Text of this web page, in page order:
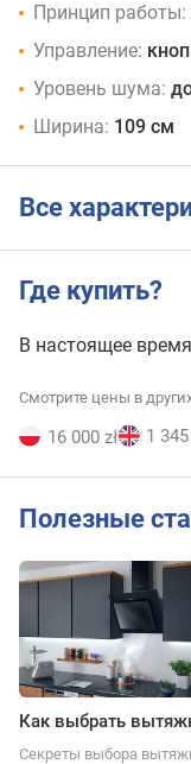
Принцип работы:
Управление:
Уровень шума:
Ширина: 109 см
Все
Где купить?
В настоящее
Смотрите цены в
16 000 zł 1
Полезные
Как выбрать
Секреты выбора